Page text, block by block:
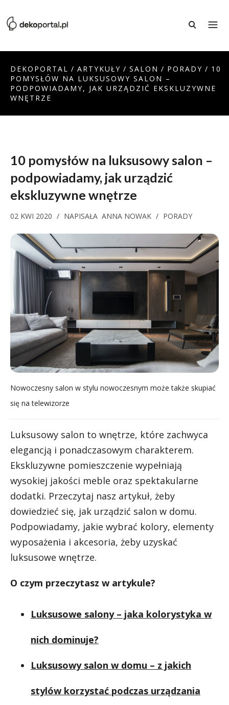
DEKOPORTAL / ARTYKUŁY / SALON / PORADY / 10
POMYSŁÓW NA LUKSUSOWY SALON –
PODPOWIADAMY, JAK URZĄDZIĆ EKSKLUZYWNE
WNĘTRZE
10 pomysłów na luksusowy salon –
podpowiadamy, jak urządzić
ekskluzywne wnętrze
02 KWI 2020 / NAPISAŁA ANNA NOWAK / PORADY
Nowoczesny salon w stylu nowoczesnym może także skupiać
się na telewizorze
Luksusowy salon to wnętrze, które zachwyca
elegancją i ponadczasowym charakterem.
Ekskluzywne pomieszczenie wypełniają
wysokiej jakości meble oraz spektakularne
dodatki. Przeczytaj nasz artykuł, żeby
dowiedzieć się, jak urządzić salon w domu.
Podpowiadamy, jakie wybrać kolory, elementy
wyposażenia i akcesoria, żeby uzyskać
luksusowe wnętrze.
O czym przeczytasz w artykule?
Luksusowe salony – jaka kolorystyka w
nich dominuje?
Luksusowy salon w domu – z jakich
stylów korzystać podczas urządzania